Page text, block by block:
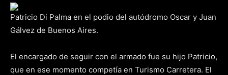
Patricio Di Palma en el podio del autódromo Oscar y Juan
Gálvez de Buenos Aires.
El encargado de seguir con el armado fue su hijo Patricio,
que en ese momento competía en Turismo Carretera. El